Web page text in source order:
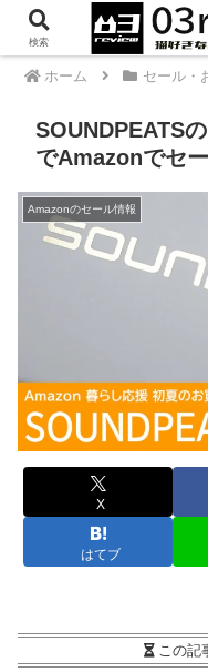
PR
ホーム セール・
SOUNDPEATS
でAmazonでセー
Amazonのセール情報
X
はてブ
この記
検索